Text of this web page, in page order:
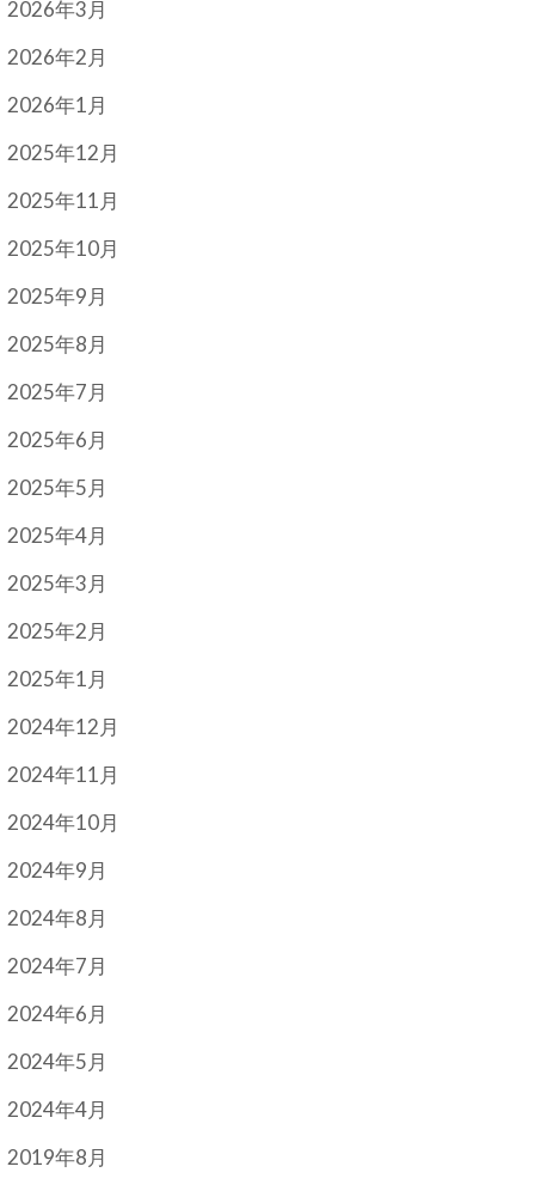
2026年3月
2026年2月
2026年1月
2025年12月
2025年11月
2025年10月
2025年9月
2025年8月
2025年7月
2025年6月
2025年5月
2025年4月
2025年3月
2025年2月
2025年1月
2024年12月
2024年11月
2024年10月
2024年9月
2024年8月
2024年7月
2024年6月
2024年5月
2024年4月
2019年8月